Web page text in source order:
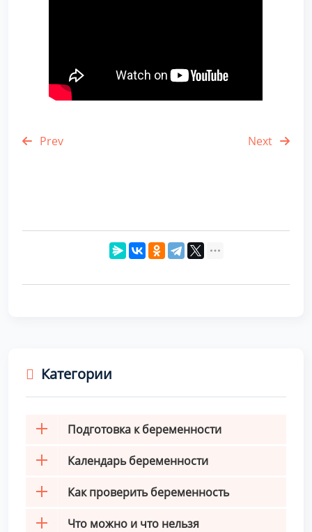
Prev Next
Категории
Подготовка к беременности
Календарь беременности
Как проверить беременность
Что можно и что нельзя